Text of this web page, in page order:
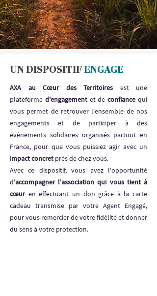
UN DISPOSITIF ENGAGE
AXA au Cœur des Territoires est une
plateforme d'engagementet deconfiance qui
vous permet de retrouver l'ensemble de nos
engagements et de participer à des
évènements solidaires organisés partout en
France, pour que vous puissiez agir avec un
impact concret près de chez vous.
Avec ce dispositif, vous avez l'opportunité
d'accompagner l'association qui vous tient à
cœuren effectuant un don grâce à la carte
cadeau transmise par votre Agent Engagé,
pour vous remercier de votre fidélité et donner
du sens à votre protection.